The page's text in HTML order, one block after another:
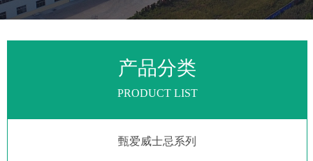
产品分类
PRODUCT LIST
甄爱威士忌系列